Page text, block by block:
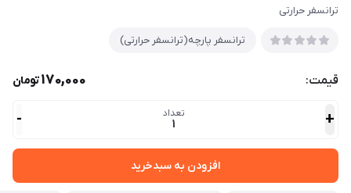
ترانسفر حرارتی
ترانسفر پارچه(ترانسفر حرارتی)
قیمت: 170,000تومان
+ تعداد
1
-
افزودن به سبدخرید